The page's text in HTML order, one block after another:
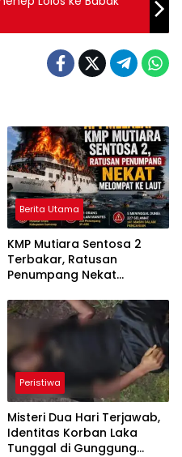
Berita Utama
KMP Mutiara Sentosa 2
Terbakar, Ratusan
Penumpang Nekat
Peristiwa
Misteri Dua Hari Terjawab,
Identitas Korban Laka
Tunggal di Gunggung